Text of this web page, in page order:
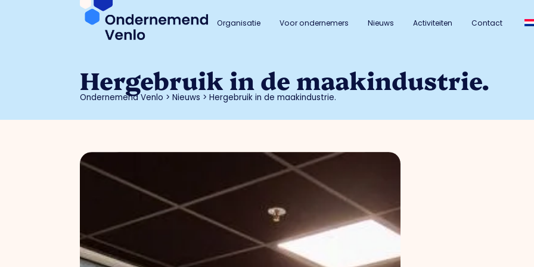
Organisatie Voor ondernemers Nieuws Activiteiten Contact
Hergebruik in de maakindustrie.
Ondernemend Venlo >Nieuws >Hergebruik in de maakindustrie.